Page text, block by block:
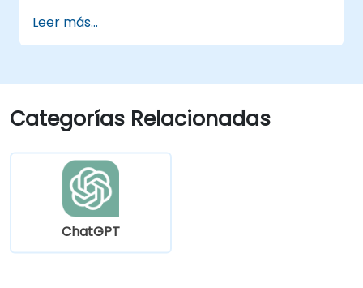
Aprovechar ChatGPT para crear
experiencias de aprendizaje
Automatizar tareas administrativas
mediante ChatGPT.
Crear modelos personalizados de
de uso en educación y formación.
Leer más...
Categorías Relacionadas
ChatGPT